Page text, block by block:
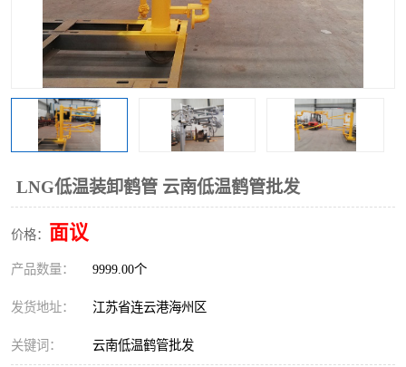
LNG低温装卸鹤管 云南低温鹤管批发
价格： 面议
产品数量： 9999.00个
发货地址： 江苏省连云港海州区
关键词： 云南低温鹤管批发